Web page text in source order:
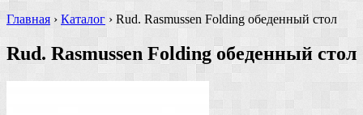
Главная › Каталог › Rud. Rasmussen Folding обеденный стол
Rud. Rasmussen Folding обеденный стол